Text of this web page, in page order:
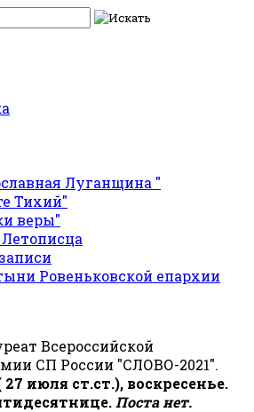
Луганщина "
Тихий"
веры"
Ровеньковской епархии
Всероссийской
СП России "СЛОВО-2021".
27 июля ст.ст.), воскресенье.
Поста нет.